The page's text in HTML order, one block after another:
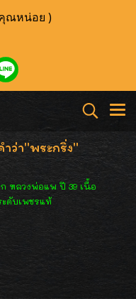
ณหน่อย )
ว่า"พระกริ่ง"
หลวงพ่อแพ ปี 39 เนื้อ
ดับเพชรแท้